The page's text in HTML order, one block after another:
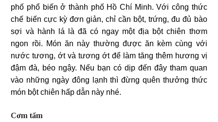
phố phổ biến ở thành phố Hồ Chí Minh. Với công thức
chế biến cực kỳ đơn giản, chỉ cần bột, trứng, đu đủ bào
sợi và hành lá là đã có ngay một địa bột chiên thơm
ngon rồi. Món ăn này thường được ăn kèm cùng với
nước tương, ớt và tương ớt để làm tăng thêm hương vị
đậm đà, béo ngậy. Nếu bạn có dịp đến đây tham quan
vào những ngày đông lạnh thì đừng quên thưởng thức
món bột chiên hấp dẫn này nhé.
Cơm tấm